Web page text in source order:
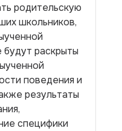
родительскую
школьников,
раскрыты
поведения и
результаты
специфики